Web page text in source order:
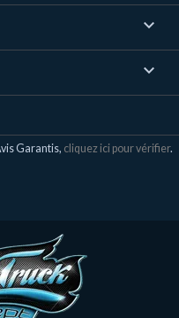


Garantis, cliquez ici pour vérifier.